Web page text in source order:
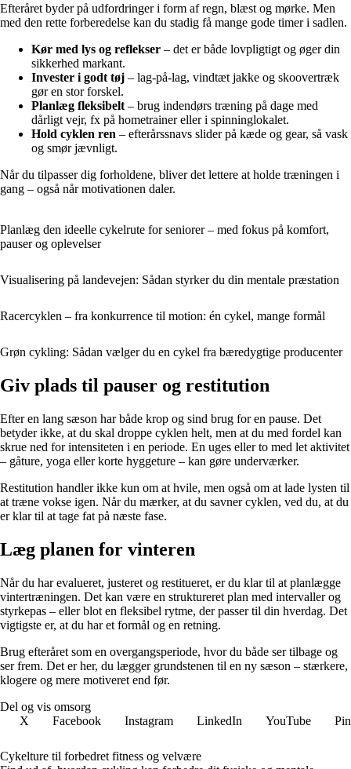
Efteråret byder på udfordringer i form af regn, blæst og mørke. Men
med den rette forberedelse kan du stadig få mange gode timer i sadlen.
Kør med lys og reflekser – det er både lovpligtigt og øger din
sikkerhed markant.
Invester i godt tøj – lag-på-lag, vindtæt jakke og skoovertræk
gør en stor forskel.
Planlæg fleksibelt – brug indendørs træning på dage med
dårligt vejr, fx på hometrainer eller i spinninglokalet.
Hold cyklen ren – efterårssnavs slider på kæde og gear, så vask
og smør jævnligt.
Når du tilpasser dig forholdene, bliver det lettere at holde træningen i
gang – også når motivationen daler.
Planlæg den ideelle cykelrute for seniorer – med fokus på komfort,
pauser og oplevelser
Visualisering på landevejen: Sådan styrker du din mentale præstation
Racercyklen – fra konkurrence til motion: én cykel, mange formål
Grøn cykling: Sådan vælger du en cykel fra bæredygtige producenter
Giv plads til pauser og restitution
Efter en lang sæson har både krop og sind brug for en pause. Det
betyder ikke, at du skal droppe cyklen helt, men at du med fordel kan
skrue ned for intensiteten i en periode. En uges eller to med let aktivitet
– gåture, yoga eller korte hyggeture – kan gøre underværker.
Restitution handler ikke kun om at hvile, men også om at lade lysten til
at træne vokse igen. Når du mærker, at du savner cyklen, ved du, at du
er klar til at tage fat på næste fase.
Læg planen for vinteren
Når du har evalueret, justeret og restitueret, er du klar til at planlægge
vintertræningen. Det kan være en struktureret plan med intervaller og
styrkepas – eller blot en fleksibel rytme, der passer til din hverdag. Det
vigtigste er, at du har et formål og en retning.
Brug efteråret som en overgangsperiode, hvor du både ser tilbage og
ser frem. Det er her, du lægger grundstenen til en ny sæson – stærkere,
klogere og mere motiveret end før.
Del og vis omsorg
X
Facebook Instagram LinkedIn YouTube
Cykelture til forbedret fitness og velvære